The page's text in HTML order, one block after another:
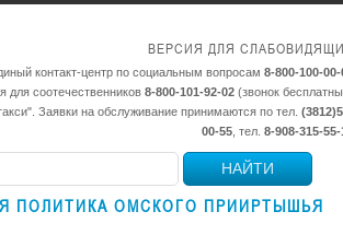
ВЕРСИЯ ДЛЯ
контакт-центр по социальным вопросам 8-800-100-00-
для соотечественников 8-800-101-92-02 (звонок
Заявки на обслуживание принимаются по тел.
00-55 , тел. 8-908-315-55-
НАЙТИ
ПОЛИТИКА ОМСКОГО ПРИИРТЫШЬЯ